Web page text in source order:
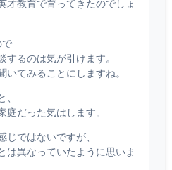
才教育で育ってきたのでしょ
で
るのは気が引けます。
てみることにしますね。
だった気はします。
ではないですが、
は異なっていたように思いま